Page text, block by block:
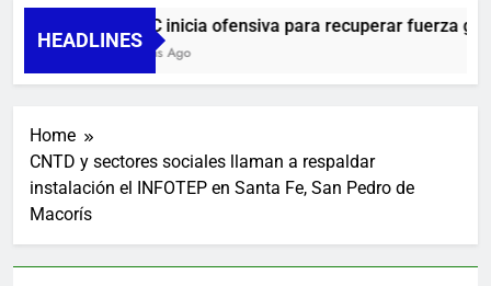
HEADLINES
UNTC inicia ofensiva para recuperar fuerza
2 Horas Ago
Home
CNTD y sectores sociales llaman a respaldar
instalación el INFOTEP en Santa Fe, San Pedro de
Macorís